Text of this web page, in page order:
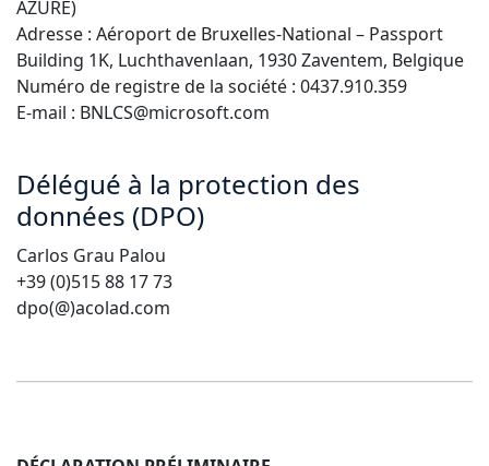
Industrie Manufacturière
Finance
Institutions Publiques
Défense & Sécurité
AZURE)
Adresse : Aéroport de Bruxelles-National – Passport
Building 1K, Luchthavenlaan, 1930 Zaventem, Belgique
Numéro de registre de la société : 0437.910.359
E-mail : BNLCS@microsoft.com
Délégué à la protection des
données (DPO)
Carlos Grau Palou
+39 (0)515 88 17 73
dpo(@)acolad.com